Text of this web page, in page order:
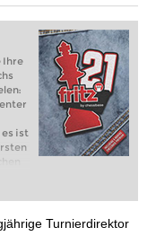
Ihre
es ist
und
Turnierdirektor